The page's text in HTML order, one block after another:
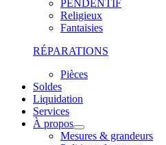
PENDENTIF
Religieux
Fantaisies
RÉPARATIONS
Pièces
Soldes
Liquidation
Services
À propos
Mesures & grandeurs